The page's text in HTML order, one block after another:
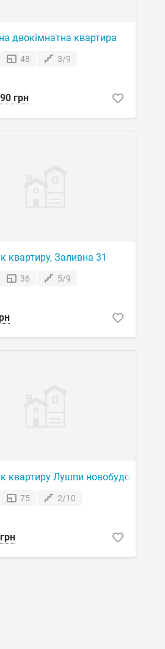
т Шевченка)
двокімнатна квартира
48 3/9
грн
квартиру, Заливна 31
36 5/9
квартиру Лушпи новобудова для
75 2/10